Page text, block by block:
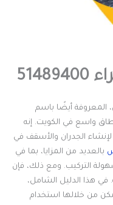
المعروفة أيضًا باسم
واسع في الكويت. إنه
الجدران والأسقف في
بالعديد من المزايا، بما في
التركيب. ومع ذلك، فإن
في هذا الدليل الشامل،
من خلالها استخدام